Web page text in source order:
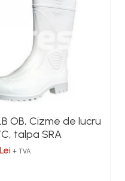
etc) fiind cu titlu
OB, Cizme de lucru
talpa SRA
+ TVA